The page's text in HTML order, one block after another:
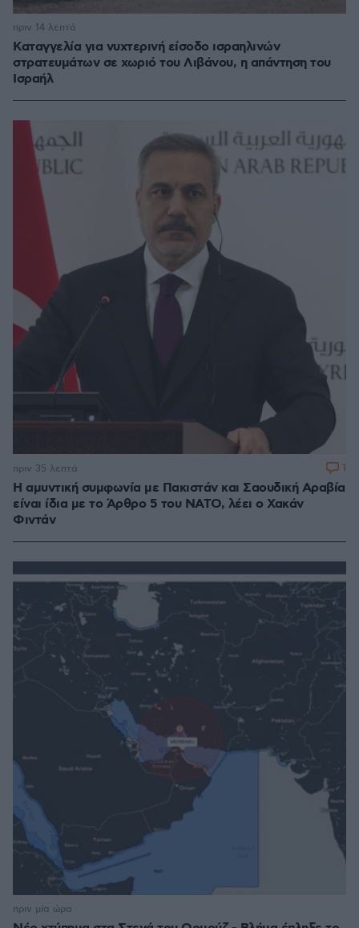
Καταγγελία για νυχτερινή είσοδο ισραηλινών
στρατευμάτων σε χωριό του Λιβάνου, η απάντηση του
Ισραήλ
πριν 14 λεπτά
Η αμυντική συμφωνία με Πακιστάν και Σαουδική Αραβία
είναι ίδια με το Άρθρο 5 του ΝΑΤΟ, λέει ο Χακάν
Φιντάν
πριν 35 λεπτά 1
πριν μία ώρα